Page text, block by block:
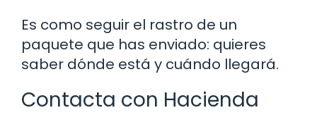
Es como seguir el rastro de un
paquete que has enviado: quieres
saber dónde está y cuándo llegará.
Contacta con Hacienda